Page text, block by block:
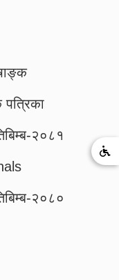
पत्रिका
२०८१
२०८०